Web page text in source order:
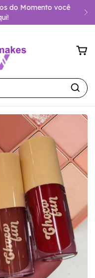
do Momento você